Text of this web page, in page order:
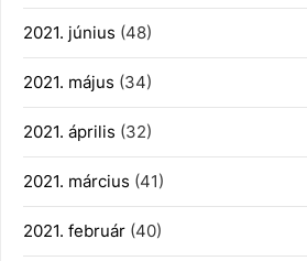
2021. június (48)
2021. május (34)
2021. április (32)
2021. március (41)
2021. február (40)